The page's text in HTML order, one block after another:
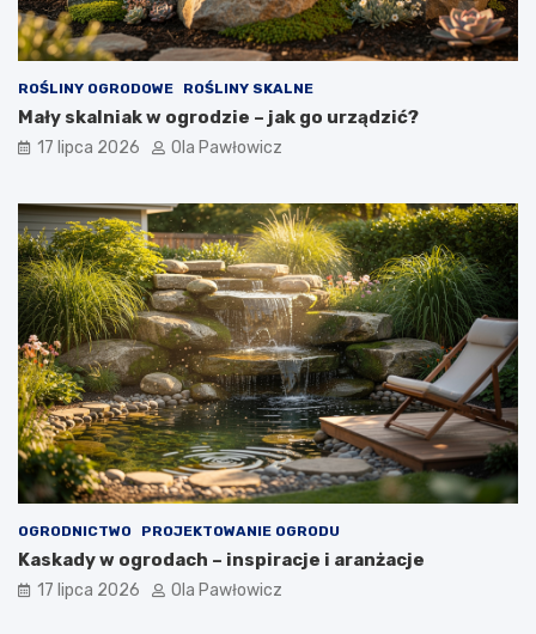
ROŚLINY OGRODOWE ROŚLINY SKALNE
Mały skalniak w ogrodzie – jak go urządzić?
17 lipca 2026 Ola Pawłowicz
OGRODNICTWO PROJEKTOWANIE OGRODU
Kaskady w ogrodach – inspiracje i aranżacje
17 lipca 2026 Ola Pawłowicz